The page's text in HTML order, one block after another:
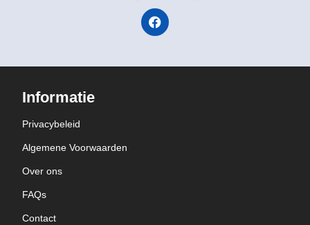
Informatie
Privacybeleid
Algemene Voorwaarden
Over ons
FAQs
Contact